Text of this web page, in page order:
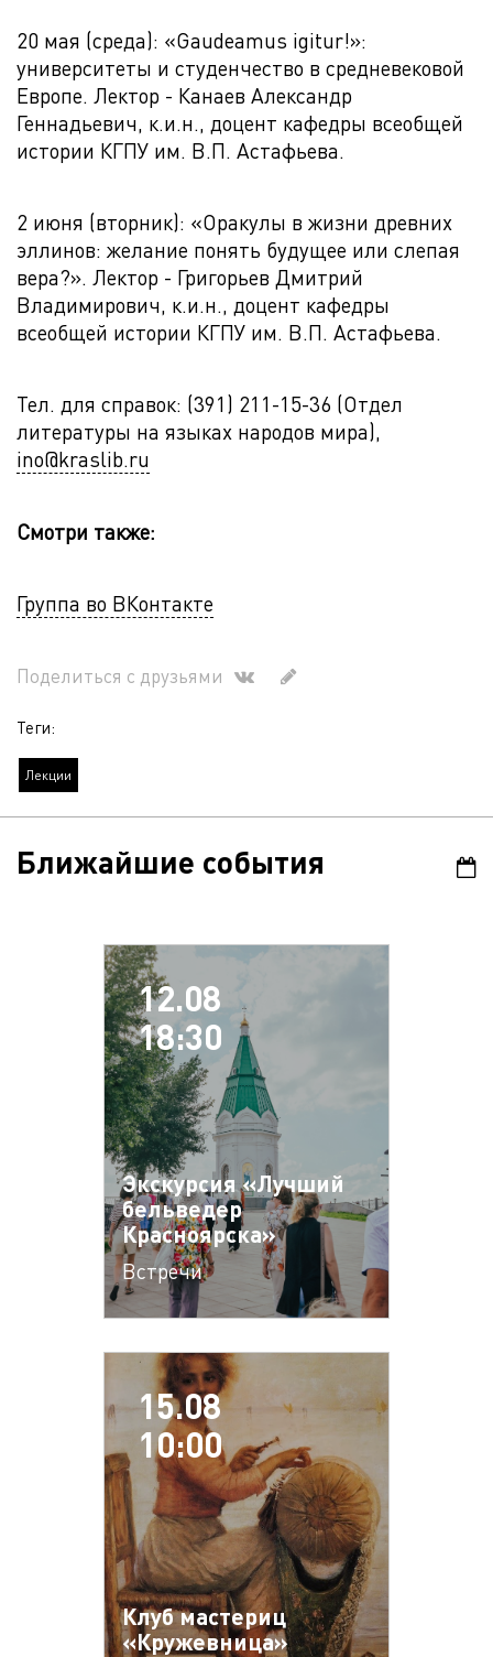
20 мая (среда): «Gaudeamus igitur!»:
университеты и студенчество в средневековой
Европе. Лектор - Канаев Александр
Геннадьевич, к.и.н., доцент кафедры всеобщей
истории КГПУ им. В.П. Астафьева.
2 июня (вторник): «Оракулы в жизни древних
эллинов: желание понять будущее или слепая
вера?». Лектор - Григорьев Дмитрий
Владимирович, к.и.н., доцент кафедры
всеобщей истории КГПУ им. В.П. Астафьева.
Тел. для справок: (391) 211-15-36 (Отдел
литературы на языках народов мира),
ino@kraslib.ru
Смотри также:
Группа во ВКонтакте
Поделиться с друзьями
Теги:
Лекции
Ближайшие события
12.08
18:30
Экскурсия «Лучший
бельведер
Красноярска»
Встречи
15.08
10:00
Клуб мастериц
«Кружевница»